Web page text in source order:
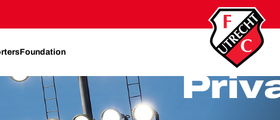
Foundation